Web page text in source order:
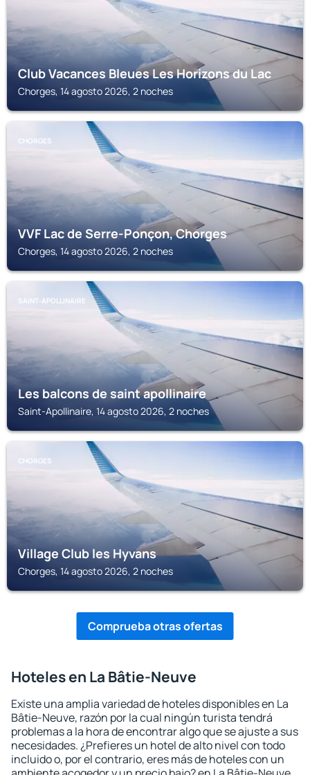
Club Vacances Bleues Les Horizons du Lac
Chorges, 14 agosto 2026, 2 noches
CHORGES
VVF Lac de Serre-Ponçon, Chorges
Chorges, 14 agosto 2026, 2 noches
SAINT-APOLLINAIRE
Les balcons de saint apollinaire
Saint-Apollinaire, 14 agosto 2026, 2 noches
CHORGES
Village Club les Hyvans
Chorges, 14 agosto 2026, 2 noches
Comprueba otras ofertas
Hoteles en La Bâtie-Neuve
Existe una amplia variedad de hoteles disponibles en La
Bâtie-Neuve, razón por la cual ningún turista tendrá
problemas a la hora de encontrar algo que se ajuste a sus
necesidades. ¿Prefieres un hotel de alto nivel con todo
incluido o, por el contrario, eres más de hoteles con un